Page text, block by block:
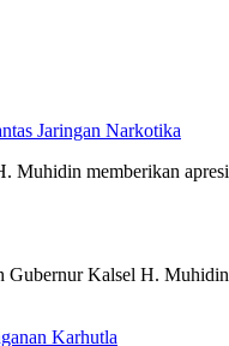
Jaringan Narkotika
memberikan
Gubernur Kalsel H.
Karhutla